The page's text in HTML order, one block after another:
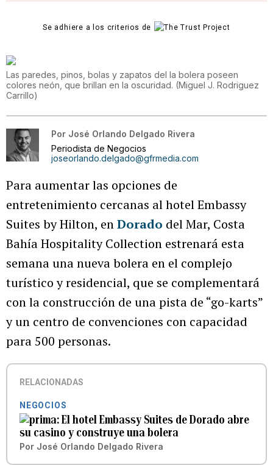
Se adhiere a los criterios de
Las paredes, pinos, bolas y zapatos del la bolera poseen
colores neón, que brillan en la oscuridad. (Miguel J. Rodriguez
Carrillo)
Por José Orlando Delgado Rivera
Periodista de Negocios
joseorlando.delgado@gfrmedia.com
Para aumentar las opciones de
entretenimiento cercanas al hotel Embassy
Suites by Hilton, enDorado del Mar, Costa
Bahía Hospitality Collection estrenará esta
semana una nueva bolera en el complejo
turístico y residencial, que se complementará
con la construcción de una pista de “go-karts”
y un centro de convenciones con capacidad
para 500 personas.
RELACIONADAS
NEGOCIOS
El hotel Embassy Suites de Dorado abre
su casino y construye una bolera
Por José Orlando Delgado Rivera